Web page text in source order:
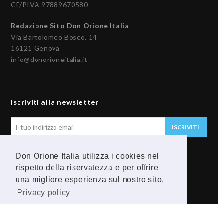
Don Orione Italia utilizza i cookies nel
rispetto della riservatezza e per offrire
una migliore esperienza sul nostro sito.
Privacy policy
CF/PIVA 97889670580
Redazione Sito Don Orione Italia
Via Bartolomeo Bosco, 14
16121 Genova
info@donorioneitalia.it
Iscriviti alla newsletter
email
ISCRIVITI!
Seguici
F